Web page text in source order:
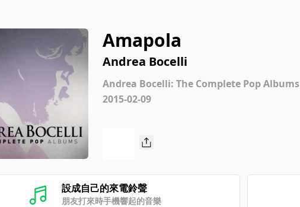
Amapola
Andrea Bocelli
Andrea Bocelli: The Complete Pop Albums
2015-02-09
設成自己的來電鈴聲
朋友打來時手機響起的音樂